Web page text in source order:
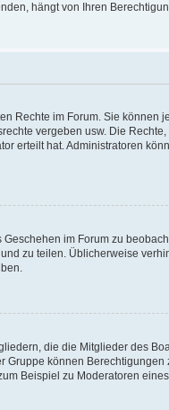
hängt von Ihren
Rechte im Forum. Sie können
vergeben usw. Die
erteilt hat. Administratoren
Geschehen im Forum zu
zu teilen. Üblicherweise
die die Mitglieder des
Gruppe können
Beispiel zu Moderatoren